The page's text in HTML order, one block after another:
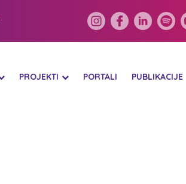
PROJEKTI PORTALI PUBLIKACIJE